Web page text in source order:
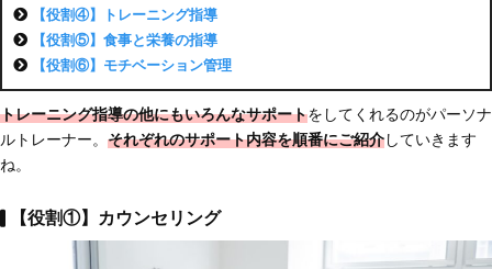
【役割④】トレーニング指導
【役割⑤】食事と栄養の指導
【役割⑥】モチベーション管理
トレーニング指導の他にもいろんなサポートをしてくれるのがパーソナ
ルトレーナー。 それぞれのサポート内容を順番にご紹介していきます
ね。
【役割①】カウンセリング